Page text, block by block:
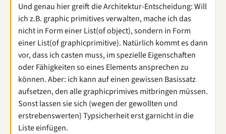
Und genau hier greift die Architektur-Entscheidung: Will
ich z.B. graphic primitives verwalten, mache ich das
nicht in Form einer List(of object), sondern in Form
einer List(of graphicprimitive). Natürlich kommt es dann
vor, dass ich casten muss, im spezielle Eigenschaften
oder Fähigkeiten so eines Elements ansprechen zu
können. Aber: ich kann auf einen gewissen Basissatz
aufsetzen, den alle graphicprimives mitbringen müssen.
Sonst lassen sie sich (wegen der gewollten und
erstrebenswerten) Typsicherheit erst garnicht in die
Liste einfügen.